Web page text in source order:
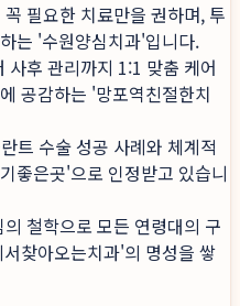
필요한 치료만을 권하며, 투
는 '수원양심치과'입니다.
사후 관리까지 1:1 맞춤 케어
공감하는 '망포역친절한치
트 수술 성공 사례와 체계적
좋은곳'으로 인정받고 있습니
의 철학으로 모든 연령대의 구
찾아오는치과'의 명성을 쌓